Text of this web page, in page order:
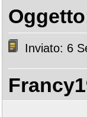
Oggetto
Inviato: 6